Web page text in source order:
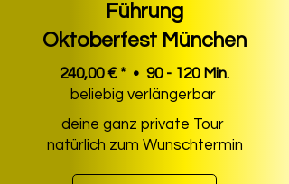
Führung
Oktoberfest München
240,00 € * • 90 - 120 Min.
beliebig verlängerbar
deine ganz private Tour
natürlich zum Wunschtermin